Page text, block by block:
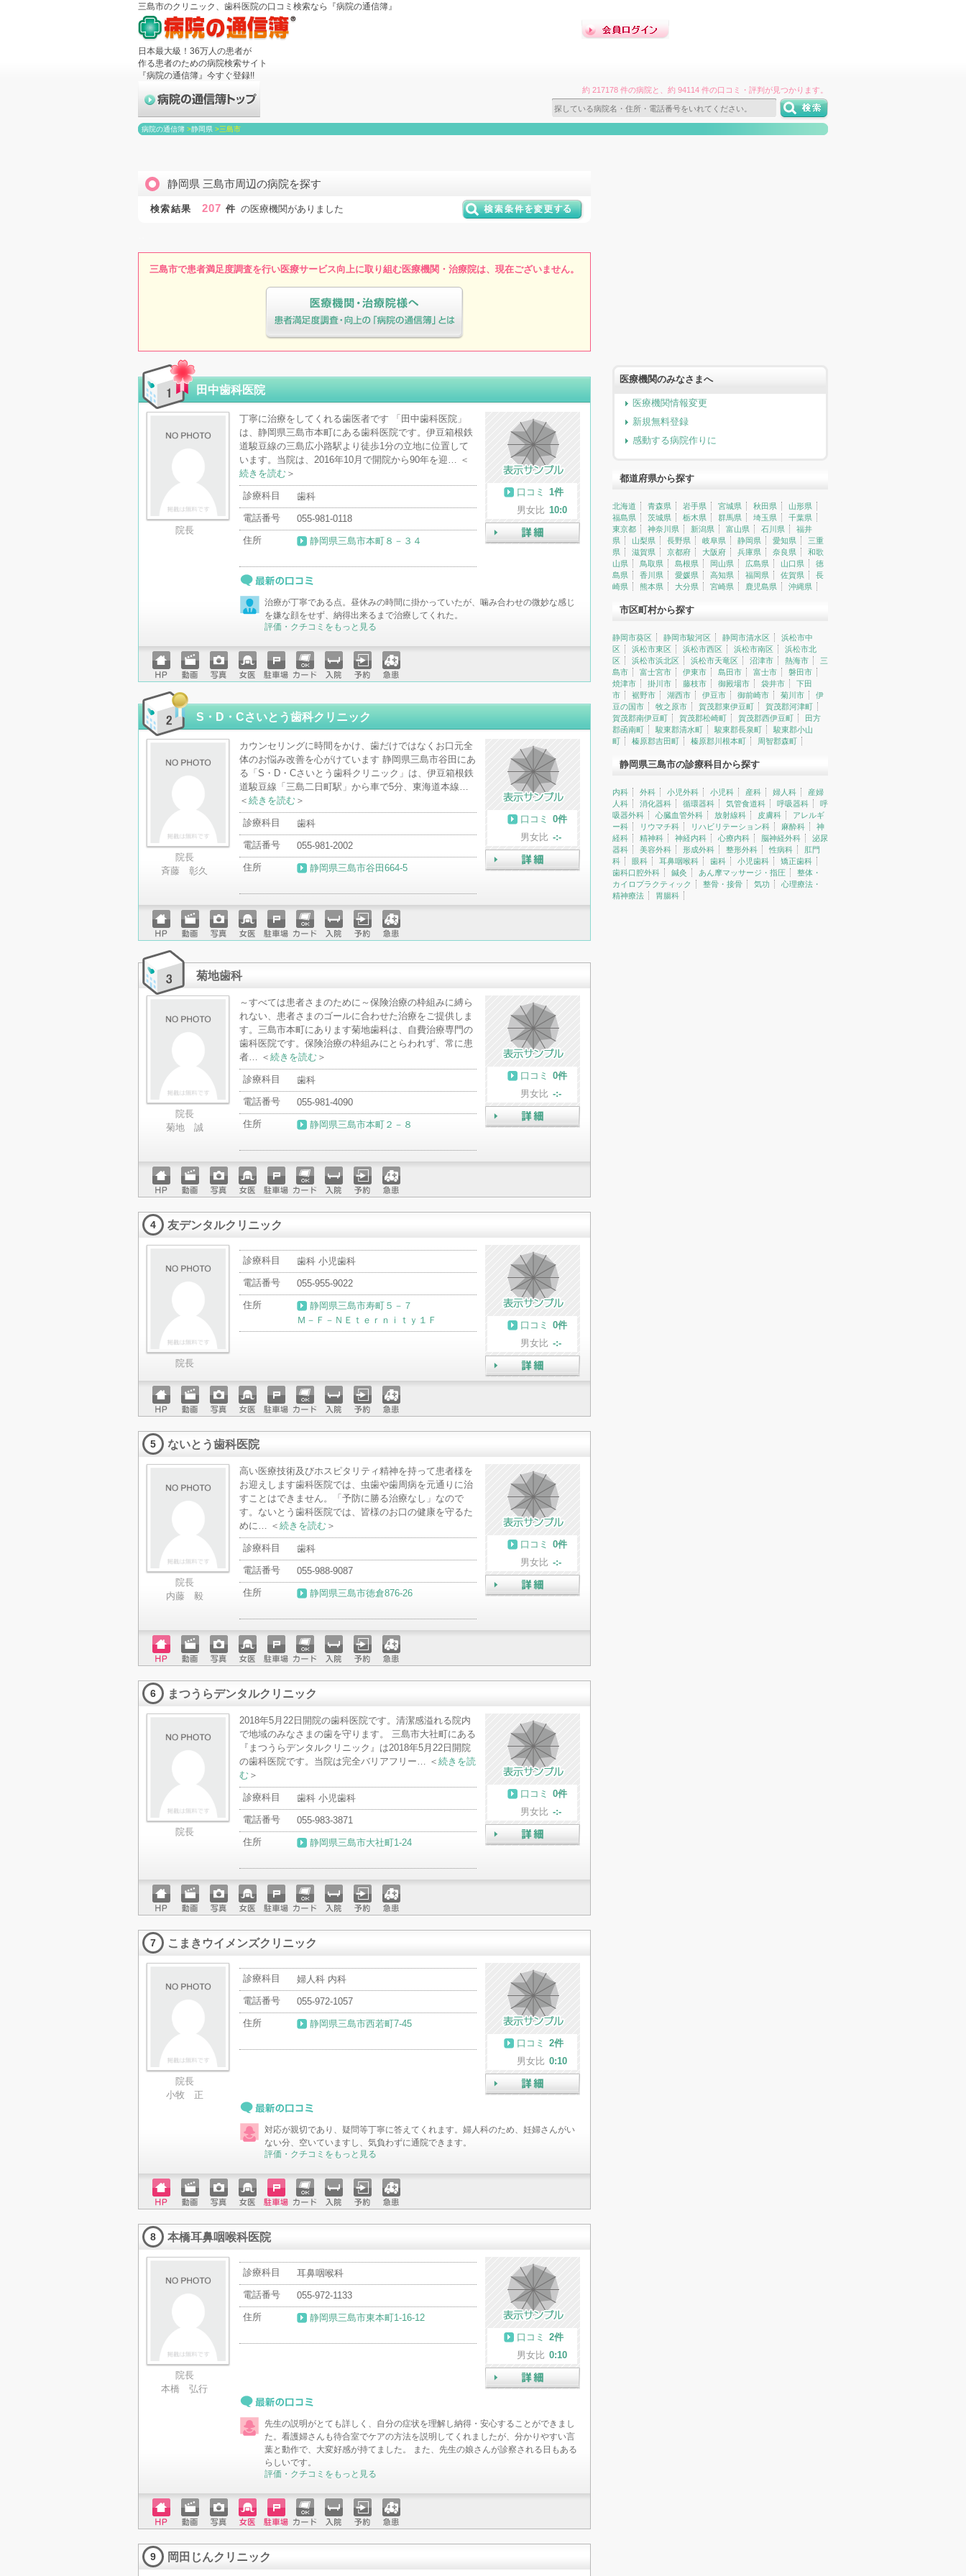
三島市のクリニック、歯科医院の口コミ検索なら『病院の通信簿』
日本最大級！36万人の患者が
作る患者のための病院検索サイト
『病院の通信簿』今すぐ登録!!
約 217178 件の病院と、約 94114 件の口コミ・評判が見つかります。
病院の通信簿 >静岡県 >三島市
静岡県 三島市周辺の病院を探す
検索結果 207 件 の医療機関がありました
三島市で患者満足度調査を行い医療サービス向上に取り組む医療機関・治療院は、現在ございません。
田中歯科医院
院長
丁寧に治療をしてくれる歯医者です 「田中歯科医院」
は、静岡県三島市本町にある歯科医院です。伊豆箱根鉄
道駿豆線の三島広小路駅より徒歩1分の立地に位置して
います。当院は、2016年10月で開院から90年を迎… ＜
続きを読む ＞
診療科目
歯科
電話番号
055-981-0118
住所
静岡県三島市本町８－３４
口コミ
1件
男女比 10:0
最新の口コミ治療が丁寧である点。昼休みの時間に掛かっていたが、噛み合わせの微妙な感じ
を嫌な顔をせず、納得出来るまで治療してくれた。
評価・クチコミをもっと見る
ホーム
ページ
動画 写真 女医 駐車場クレジ
ード
入院 予約 急患
S・D・Cさいとう歯科クリニック
院長
斉藤 彰久
カウンセリングに時間をかけ、歯だけではなくお口元全
体のお悩み改善を心がけています 静岡県三島市谷田にあ
る「S・D・Cさいとう歯科クリニック」は、伊豆箱根鉄
道駿豆線「三島二日町駅」から車で5分、東海道本線…
＜ 続きを読む ＞
診療科目
歯科
電話番号
055-981-2002
住所
静岡県三島市谷田664-5
口コミ
0件
男女比 -:-
ホーム
ページ
動画 写真 女医 駐車場クレジ入院 予約 急患
菊地歯科
院長
菊地 誠
～すべては患者さまのために～保険治療の枠組みに縛ら
れない、患者さまのゴールに合わせた治療をご提供しま
す。三島市本町にあります菊地歯科は、自費治療専門の
歯科医院です。保険治療の枠組みにとらわれず、常に患
者… ＜ 続きを読む ＞
診療科目
歯科
電話番号
055-981-4090
住所
静岡県三島市本町２－８
口コミ
0件
男女比 -:-
ホーム
ページ
動画 写真 女医 駐車場クレジ
ットカ
入院 予約 急患
4 友デンタルクリニック
院長
診療科目
歯科 小児歯科
電話番号
055-955-9022
住所
静岡県三島市寿町５－７
Ｍ－Ｆ－ＮＥｔｅｒｎｉｔｙ１Ｆ
口コミ
0件
男女比 -:-
詳細
ホーム
ページ
動画 写真 女医 駐車場クレジ
ットカ
入院 予約 急患
5 ないとう歯科医院
院長
内藤 毅
高い医療技術及びホスピタリティ精神を持って患者様を
お迎えします歯科医院では、虫歯や歯周病を元通りに治
すことはできません。「予防に勝る治療なし」なので
す。ないとう歯科医院では、皆様のお口の健康を守るた
めに… ＜ 続きを読む ＞
診療科目
歯科
電話番号
055-988-9087
住所
静岡県三島市徳倉876-26
口コミ
0件
男女比 -:-
ホーム
ページ
動画 写真 女医 駐車場クレジ
ットカ
ード
入院 予約 急患
6 まつうらデンタルクリニック
院長
2018年5月22日開院の歯科医院です。清潔感溢れる院内
で地域のみなさまの歯を守ります。 三島市大社町にある
『まつうらデンタルクリニック』は2018年5月22日開院
の歯科医院です。当院は完全バリアフリー… ＜ 続きを読
む ＞
診療科目
歯科 小児歯科
電話番号
055-983-3871
住所
静岡県三島市大社町1-24
口コミ
0件
男女比 -:-
ホーム
ページ
動画 写真 女医 駐車場クレジ
ットカ
ード
入院 予約 急患
7 こまきウイメンズクリニック
院長
小牧 正
診療科目
婦人科 内科
電話番号
055-972-1057
住所
静岡県三島市西若町7-45
口コミ
2件
男女比 0:10
最新の口コミ対応が親切であり、疑問等丁寧に答えてくれます。婦人科のため、妊婦さんがい
ない分、空いていますし、気負わずに通院できます。
評価・クチコミをもっと見る
ホーム
ページ
動画 写真 女医 駐車場クレジ
ットカ
入院 予約 急患
8 本橋耳鼻咽喉科医院
院長
本橋 弘行
診療科目
耳鼻咽喉科
電話番号
055-972-1133
住所
静岡県三島市東本町1-16-12
口コミ
2件
男女比 0:10
最新の口コミ先生の説明がとても詳しく、自分の症状を理解し納得・安心することができまし
た。看護婦さんも待合室でケアの方法を説明してくれましたが、分かりやすい言
葉と動作で、大変好感が持てました。 また、先生の娘さんが診察される日もある
らしいです。
評価・クチコミをもっと見る
ホーム
ページ
動画 写真 女医 駐車場クレジ
ットカ
入院 予約 急患
9 岡田じんクリニック
医療機関のみなさまへ
医療機関情報変更
新規無料登録
感動する病院作りに
都道府県から探す
北海道 青森県 岩手県 宮城県 秋田県
山形県
福島県
茨城県 栃木県 群馬県 埼玉県
千葉県
東京都
神奈川県 新潟県 富山県 石川県
福井
県
山梨県 長野県 岐阜県 静岡県 愛知県
三重
県
滋賀県 京都府 大阪府 兵庫県 奈良県
和歌
山県
鳥取県 島根県 岡山県 広島県 山口県
徳
島県
香川県 愛媛県 高知県 福岡県 佐賀県
長
崎県
熊本県 大分県 宮崎県 鹿児島県 沖縄県
市区町村から探す
静岡市葵区 静岡市駿河区 静岡市清水区
浜松市中
区
浜松市東区 浜松市西区 浜松市南区
浜松市北
区
浜松市浜北区 浜松市天竜区 沼津市 熱海市
三
島市
富士宮市 伊東市 島田市 富士市
磐田市
焼津市
掛川市 藤枝市 御殿場市 袋井市
下田
市
裾野市 湖西市 伊豆市 御前崎市 菊川市
伊
豆の国市
牧之原市 賀茂郡東伊豆町
賀茂郡河津町
賀茂郡南伊豆町
賀茂郡松崎町 賀茂郡西伊豆町
田方
郡函南町
駿東郡清水町 駿東郡長泉町
駿東郡小山
町
榛原郡吉田町 榛原郡川根本町 周智郡森町
静岡県三島市の診療科目から探す
内科 外科 小児外科 小児科 産科 婦人科
産婦
人科
消化器科 循環器科 気管食道科 呼吸器科
呼
吸器外科
心臓血管外科 放射線科 皮膚科
アレルギ
ー科
リウマチ科 リハビリテーション科 麻酔科
神
経科
精神科 神経内科 心療内科 脳神経外科
泌尿
器科
美容外科 形成外科 整形外科 性病科
肛門
科
眼科 耳鼻咽喉科 歯科 小児歯科
矯正歯科
歯科口腔外科
鍼灸 あん摩マッサージ・指圧
整体・
カイロプラクティック
整骨・接骨 気功
心理療法・
精神療法
胃腸科